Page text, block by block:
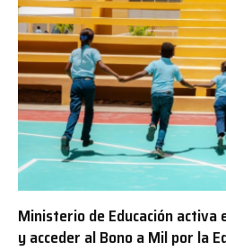
Ministerio de Educación
y acceder al Bono a Mil por la